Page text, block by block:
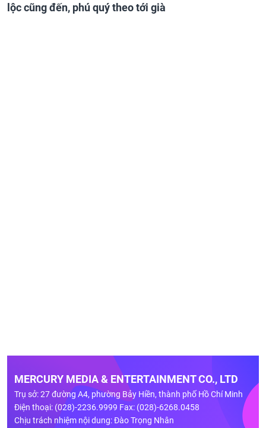
lộc cũng đến, phú quý theo tới già
MERCURY MEDIA & ENTERTAINMENT CO., LTD
Trụ sở: 27 đường A4, phường Bảy Hiền, thành phố Hồ Chí Minh
Điện thoại: (028)-2236.9999 Fax: (028)-6268.0458
Chịu trách nhiệm nội dung: Đào Trọng Nhân